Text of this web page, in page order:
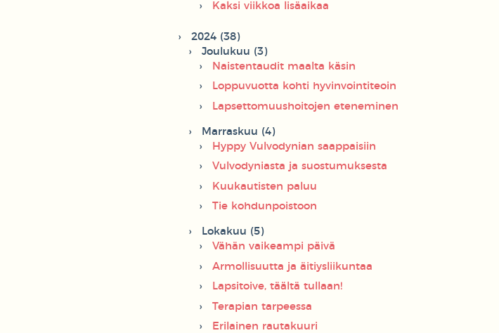
Kaksi viikkoa lisäaikaa
2024 (38)
Joulukuu (3)
Naistentaudit maalta käsin
Loppuvuotta kohti hyvinvointiteoin
Lapsettomuushoitojen eteneminen
Marraskuu (4)
Hyppy Vulvodynian saappaisiin
Vulvodyniasta ja suostumuksesta
Kuukautisten paluu
Tie kohdunpoistoon
Lokakuu (5)
Vähän vaikeampi päivä
Armollisuutta ja äitiysliikuntaa
Lapsitoive, täältä tullaan!
Terapian tarpeessa
Erilainen rautakuuri